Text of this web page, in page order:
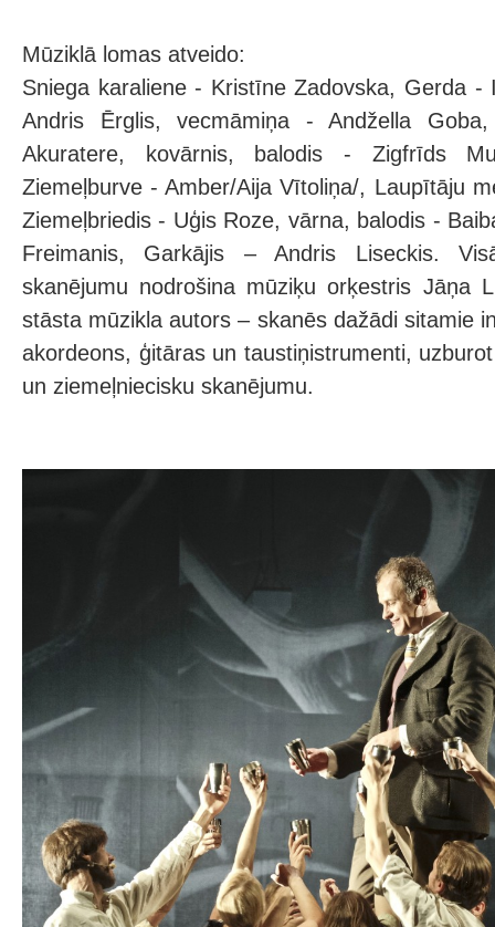
Mūziklā lomas atveido:
Sniega karaliene - Kristīne Zadovska, Gerda -
Andris Ērglis, vecmāmiņa - Andžella
Akuratere, kovārnis, balodis - Zigfrīds
Ziemeļburve - Amber/Aija Vītoliņa/, Laupītāju
Ziemeļbriedis - Uģis Roze, vārna, balodis -
Freimanis, Garkājis – Andris Liseckis.
skanējumu nodrošina mūziķu orķestris Jāņa
stāsta mūzikla autors – skanēs dažādi sitamie
akordeons, ģitāras un taustiņistrumenti,
un ziemeļniecisku skanējumu.